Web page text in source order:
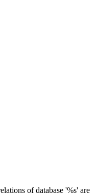
of database '%s' are